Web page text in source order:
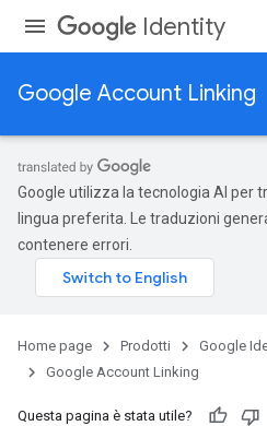
Identity
Google Account Linking
Google utilizza la tecnologia AI per
lingua preferita. Le traduzioni
contenere errori.
Home page Prodotti Google
Google Account Linking
Questa pagina è stata utile?